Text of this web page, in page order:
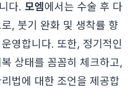
다. 모엠에서는 수술 후 다
, 붓기 완화 및 생착률 향
영합니다. 또한, 정기적인
상태를 꼼꼼히 체크하고,
법에 대한 조언을 제공합